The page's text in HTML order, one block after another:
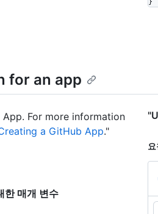
}
for an app
For more information
a GitHub App."
매개 변수